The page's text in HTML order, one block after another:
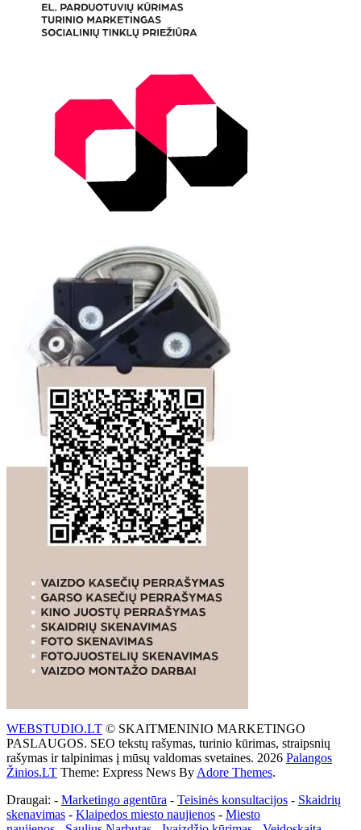
WEBSTUDIO.LT © SKAITMENINIO MARKETINGO
PASLAUGOS. SEO tekstų rašymas, turinio kūrimas, straipsnių
rašymas ir talpinimas į mūsų valdomas svetaines. 2026 Palangos
Žinios.LT Theme: Express News By Adore Themes.
Draugai: - Marketingo agentūra - Teisinės konsultacijos - Skaidrių
skenavimas - Klaipedos miesto naujienos - Miesto